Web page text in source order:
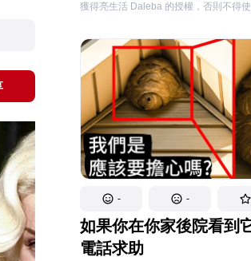
獲得亮生活 Daleba 的授權，否則不得
- -
如果你在你家後院看到
電話求助